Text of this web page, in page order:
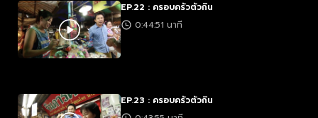
EP.22 : ครอบครัวตัวกิน
0:44:51 นาที
EP.23 : ครอบครัวตัวกิน